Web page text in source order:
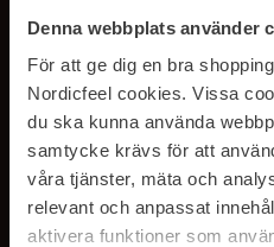
Denna webbplats använder
För att ge dig en bra
Nordicfeel cookies. Vissa
du ska kunna använda
samtycke krävs för att
våra tjänster, mäta och
relevant och anpassat
aktivera funktioner som
SUBSCRIBE TO
NEWSLETTER
Ved å abonnere godtar du vår
av når som helst.